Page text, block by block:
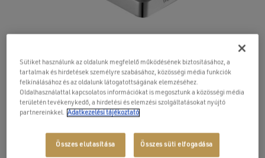
Capri szappanadagoló
18 900Ft
szappan adagoló.
Sütiket használunk az oldalunk megfelelő működésének biztosításához, a
tartalmak és hirdetések személyre szabásához, közösségi média funkciók
felkínálásához és az oldalunk látogatottságának elemzéséhez.
Oldalhasználattal kapcsolatos információkat is megosztunk a közösségi média
területén tevékenykedő, a hirdetési és elemzési szolgáltatásokat nyújtó
partnereinkkel. Adatkezelési tájékoztató
Összes elutasítása Összes süti elfogadása